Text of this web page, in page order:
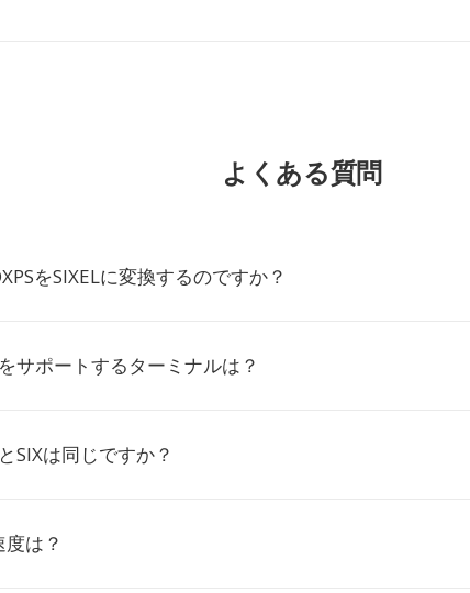
よくある質問
をSIXELに変換するのですか？
サポートするターミナルは？
SIXは同じですか？
は？